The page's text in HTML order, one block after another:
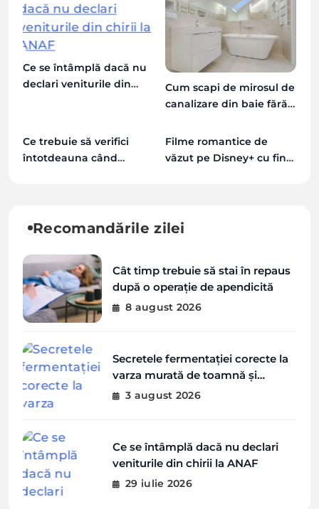
Ce se întâmplă dacă nu
declari veniturile din
Cum scapi de mirosul de
canalizare din baie fără
Ce trebuie să verifici
întotdeauna când
Filme romantice de
văzut pe Disney+ cu final
Recomandările zilei
Cât timp trebuie să stai în repaus
după o operație de apendicită
8 august 2026
Secretele fermentației corecte la
varza murată de toamnă și
greșelile de evitat
3 august 2026
Ce se întâmplă dacă nu declari
veniturile din chirii la ANAF
29 iulie 2026